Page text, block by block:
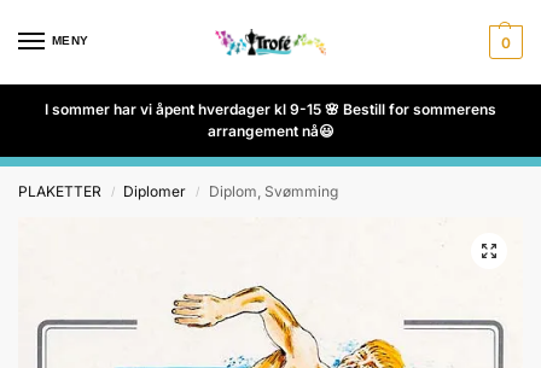
MENY 0
I sommer har vi åpent hverdager kl 9-15 🌸 Bestill for sommerens
arrangement nå😃
PLAKETTER / Diplomer / Diplom, Svømming